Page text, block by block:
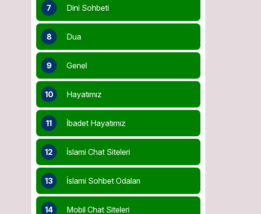
7 Dini Sohbeti
8 Dua
9 Genel
10 Hayatımız
11 İbadet Hayatımız
12 İslami Chat Siteleri
13 İslami Sohbet Odaları
14 Mobil Chat Siteleri